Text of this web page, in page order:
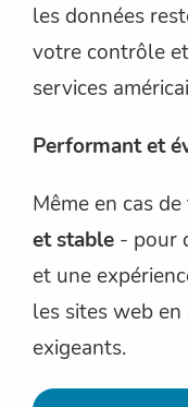
les données
votre contrôle
services
Performant et
Même en cas
et stable - pour
et une
les sites web
exigeants.